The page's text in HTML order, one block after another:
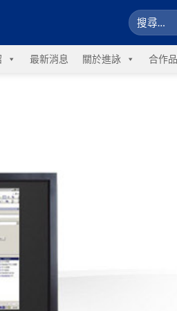
最新消息 關於進詠 合作